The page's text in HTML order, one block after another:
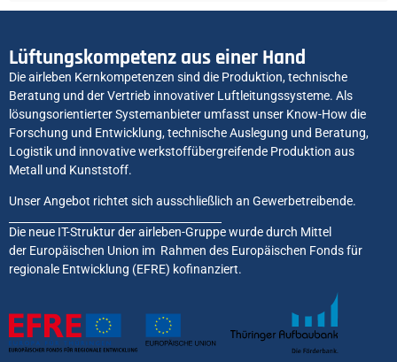
Lüftungskompetenz aus einer Hand
Die airleben Kernkompetenzen sind die Produktion, technische
Beratung und der Vertrieb innovativer Luftleitungssysteme. Als
lösungsorientierter Systemanbieter umfasst unser Know-How die
Forschung und Entwicklung, technische Auslegung und Beratung,
Logistik und innovative werkstoffübergreifende Produktion aus
Metall und Kunststoff.
Unser Angebot richtet sich ausschließlich an Gewerbetreibende.
Die neue IT-Struktur der airleben-Gruppe wurde durch Mittel
der Europäischen Union im Rahmen des Europäischen Fonds für
regionale Entwicklung (EFRE) kofinanziert.